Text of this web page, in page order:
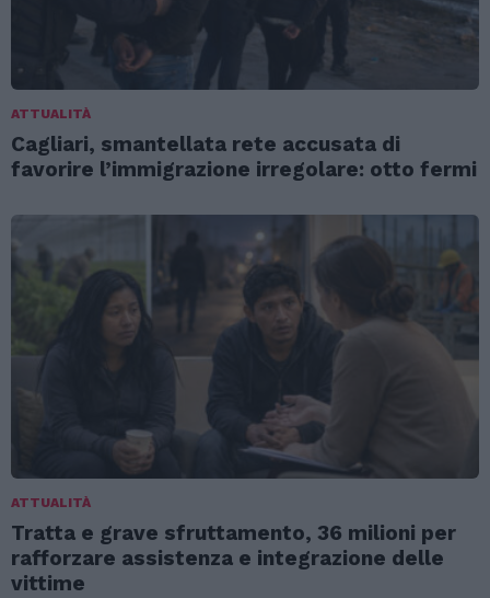
ATTUALITÀ
Cagliari, smantellata rete accusata di
favorire l’immigrazione irregolare: otto fermi
ATTUALITÀ
Tratta e grave sfruttamento, 36 milioni per
rafforzare assistenza e integrazione delle
vittime